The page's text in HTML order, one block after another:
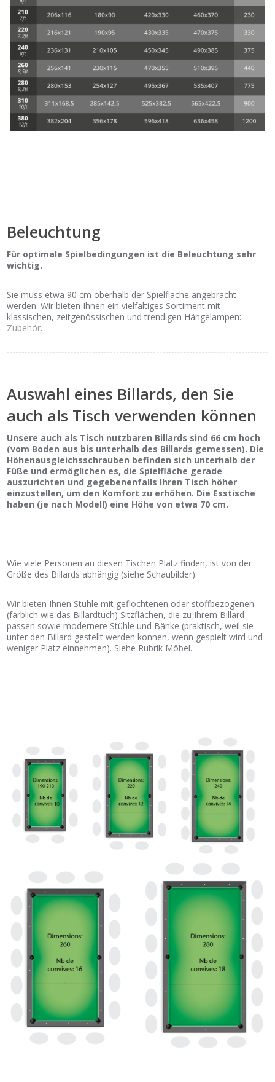
Beleuchtung
Für optimale Spielbedingungen ist die Beleuchtung sehr
wichtig.
Sie muss etwa 90 cm oberhalb der Spielfläche angebracht
werden. Wir bieten Ihnen ein vielfältiges Sortiment mit
klassischen, zeitgenössischen und trendigen Hängelampen:
Zubehör.
Auswahl eines Billards, den Sie
auch als Tisch verwenden können
Unsere auch als Tisch nutzbaren Billards sind 66 cm hoch
(vom Boden aus bis unterhalb des Billards gemessen). Die
Höhenausgleichsschrauben befinden sich unterhalb der
Füße und ermöglichen es, die Spielfläche gerade
auszurichten und gegebenenfalls Ihren Tisch höher
einzustellen, um den Komfort zu erhöhen. Die Esstische
haben (je nach Modell) eine Höhe von etwa 70 cm.
Wie viele Personen an diesen Tischen Platz finden, ist von der
Größe des Billards abhängig (siehe Schaubilder).
Wir bieten Ihnen Stühle mit geflochtenen oder stoffbezogenen
(farblich wie das Billardtuch) Sitzflächen, die zu Ihrem Billard
passen sowie modernere Stühle und Bänke (praktisch, weil sie
unter den Billard gestellt werden können, wenn gespielt wird und
weniger Platz einnehmen). Siehe Rubrik Möbel.